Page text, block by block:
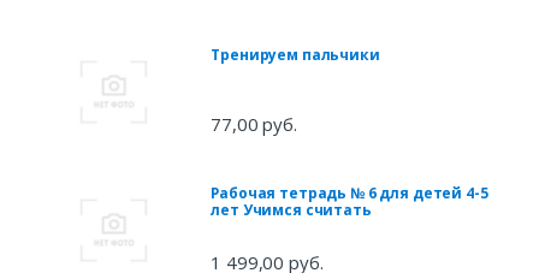
Тренируем пальчики
77,00 руб.
Рабочая тетрадь № 6 для детей 4-5
лет Учимся считать
1 499,00 руб.